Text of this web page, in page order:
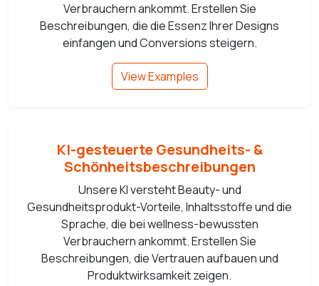
Verbrauchern ankommt. Erstellen Sie
Beschreibungen, die die Essenz Ihrer Designs
einfangen und Conversions steigern.
View Examples
KI-gesteuerte Gesundheits- &
Schönheitsbeschreibungen
Unsere KI versteht Beauty- und
Gesundheitsprodukt-Vorteile, Inhaltsstoffe und die
Sprache, die bei wellness-bewussten
Verbrauchern ankommt. Erstellen Sie
Beschreibungen, die Vertrauen aufbauen und
Produktwirksamkeit zeigen.